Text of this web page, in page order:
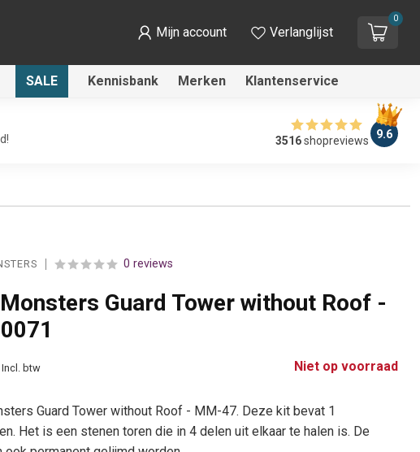
Mijn account Verlanglijst
0
SALE Kennisbank Merken Klantenservice
3516shopreviews 9.6
0 reviews
Guard Tower without Roof -
Incl. btw Niet op voorraad
Guard Tower without Roof - MM-47. Deze kit bevat 1
Het is een stenen toren die in 4 delen uit elkaar te halen is. De